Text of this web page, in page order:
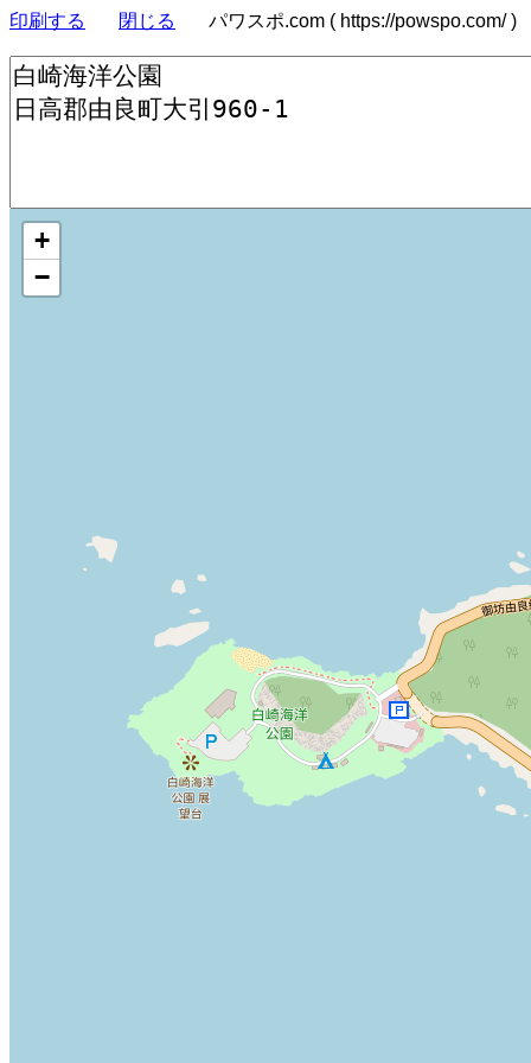
印刷する 閉じる パワスポ.com ( https://powspo.com/ )
+
−